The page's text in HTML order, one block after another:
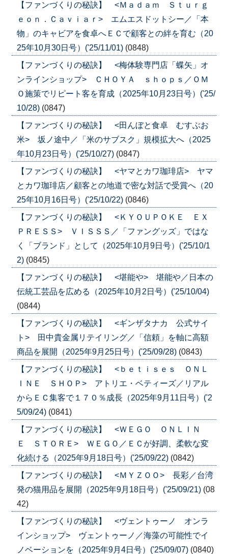
【ファンづくりの秘訣】 <Ｍａｄａｍ Ｓｔｕｒｇ
ｅｏｎ．Ｃａｖｉａｒ> エムエスドットシー／「本
物」のキャビアを食卓へＥＣで顧客との絆を育む（20
25年10月30日号）('25/11/01) (0848)
【ファンづくりの秘訣】 <梅体験専門店「蝶矢」オ
ンラインショップ> ＣＨＯＹＡ ｓｈｏｐｓ／ＯＭ
Ｏ施策でリピート客を育成（2025年10月23日号）('25/
10/28) (0847)
【ファンづくりの秘訣】 <田んぼと食卓 むすぶお
米> 坂ノ途中／「米のサブスク」規模拡大へ（2025
年10月23日号）('25/10/27) (0847)
【ファンづくりの秘訣】 <ヤマとカワ珈琲店> ヤマ
とカワ珈琲店／顧客との地道で密な対話で受賞へ（20
25年10月16日号）('25/10/22) (0846)
【ファンづくりの秘訣】 <ＫＹＯＵＰＯＫＥ ＥＸ
ＰＲＥＳＳ> ＶＩＳＳＳ／「ファングッズ」ではな
く「ブランド」として（2025年10月9日号）('25/10/1
2) (0845)
【ファンづくりの秘訣】 <堪能や> 堪能や／日本の
伝統工芸品を広める（2025年10月2日号）('25/10/04)
(0844)
【ファンづくりの秘訣】 <ギンザタナカ 公式サイ
ト> 田中貴金属リテイリング／「信頼」を軸に高額
商品を展開（2025年9月25日号）('25/09/28) (0843)
【ファンづくりの秘訣】 <ｂｅｔｉｓｅｓ ＯＮＬ
ＩＮＥ ＳＨＯＰ> アトリエ・ベティーズ／リアル
からＥＣ集客で１７０％成長（2025年9月11日号）('2
5/09/24) (0841)
【ファンづくりの秘訣】 <ＷＥＧＯ ＯＮＬＩＮ
Ｅ ＳＴＯＲＥ> ＷＥＧＯ／ＥＣが好調、柔軟な変
化続ける（2025年9月18日号）('25/09/22) (0842)
【ファンづくりの秘訣】 <ＭＹＺＯＯ> 長彩／台湾
発の猫用品を展開（2025年9月18日号）('25/09/21) (08
42)
【ファンづくりの秘訣】 <ヴェントゥーノ オンラ
インショップ> ヴェントゥーノ／海藻の可能性でイ
ノベーションを（2025年9月4日号）('25/09/07) (0840)